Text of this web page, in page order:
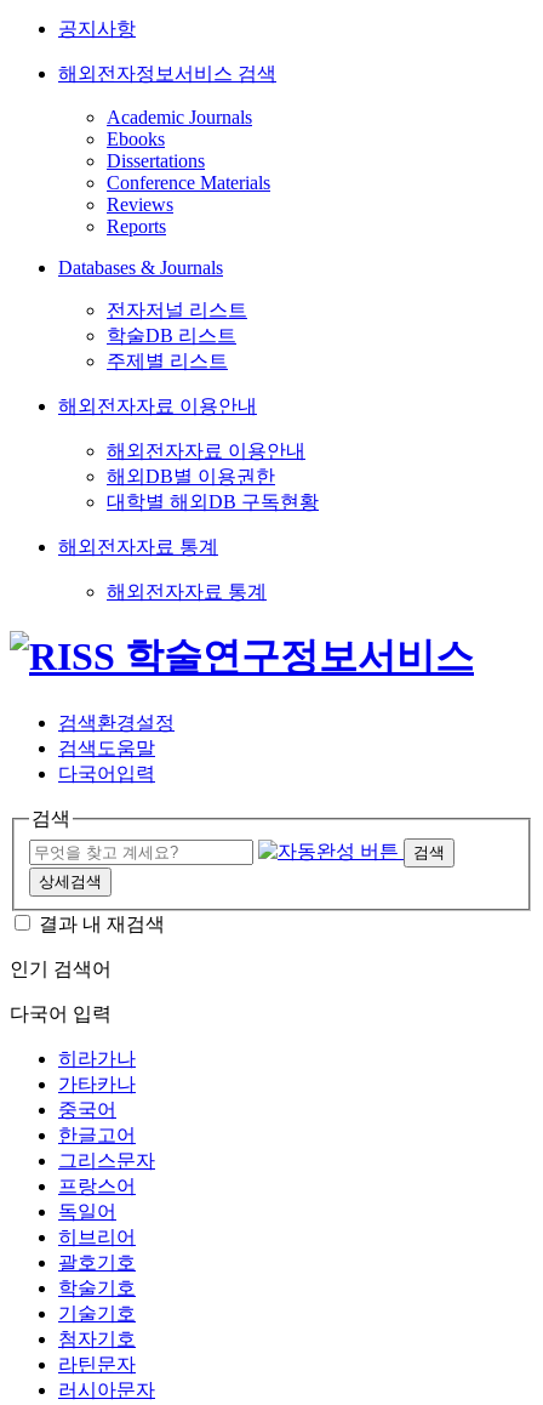
공지사항
해외전자정보서비스 검색
Academic Journals
Ebooks
Dissertations
Conference Materials
Reviews
Reports
Databases & Journals
전자저널 리스트
학술DB 리스트
주제별 리스트
해외전자자료 이용안내
해외전자자료 이용안내
해외DB별 이용권한
대학별 해외DB 구독현황
해외전자자료 통계
해외전자자료 통계
검색환경설정
검색도움말
다국어입력
검색
검색
상세검색
결과 내 재검색
인기 검색어
다국어 입력
히라가나
가타카나
중국어
한글고어
그리스문자
프랑스어
독일어
히브리어
괄호기호
학술기호
기술기호
첨자기호
라틴문자
러시아문자